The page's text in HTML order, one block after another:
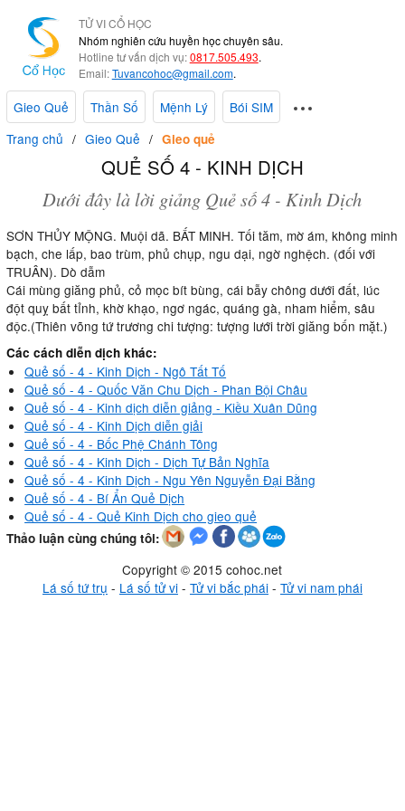
TỬ VI CỔ HỌC
Nhóm nghiên cứu huyền học chuyên sâu.
Hotline tư vấn dịch vụ:0817.505.493.
Email:Tuvancohoc@gmail.com.
Gieo Quẻ Thần Số Mệnh Lý
Bói SIM
Trang chủ
Gieo Quẻ Gieo quẻ
QUẺ SỐ 4 - KINH DỊCH
Dưới đây là lời giảng Quẻ số 4 - Kinh Dịch
SƠN THỦY MỘNG. Muội dã. BẤT MINH. Tối tăm, mờ ám, không minh
bạch, che lấp, bao trùm, phủ chụp, ngu dại, ngờ nghệch. (đối với
TRUÂN). Dò dẫm
Cái mùng giăng phủ, cỏ mọc bít bùng, cái bẫy chông dưới đất, lúc
đột quỵ bất tỉnh, khờ khạo, ngơ ngác, quáng gà, nham hiểm, sâu
độc.(Thiên võng tứ trương chi tượng: tượng lưới trời giăng bốn mặt.)
Các cách diễn dịch khác:
Quẻ số - 4 - Kinh Dịch - Ngô Tất Tố
Quẻ số - 4 - Quốc Văn Chu Dịch - Phan Bội Châu
Quẻ số - 4 - Kinh dịch diễn giảng - Kiều Xuân Dũng
Quẻ số - 4 - Kinh Dịch diễn giải
Quẻ số - 4 - Bốc Phệ Chánh Tông
Quẻ số - 4 - Kinh Dịch - Dịch Tự Bản Nghĩa
Quẻ số - 4 - Kinh Dịch - Ngu Yên Nguyễn Đại Bằng
Quẻ số - 4 - Bí Ẩn Quẻ Dịch
Quẻ số - 4 - Quẻ Kinh Dịch cho gieo quẻ
Thảo luận cùng chúng tôi:
Copyright © 2015 cohoc.net
Lá số tứ trụ - Lá số tử vi- Tử vi bắc phái- Tử vi nam phái